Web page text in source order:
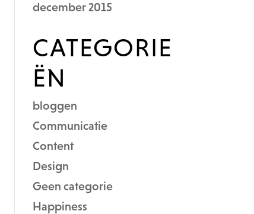
december 2015
CATEGORIE
ËN
bloggen
Communicatie
Content
Design
Geen categorie
Happiness